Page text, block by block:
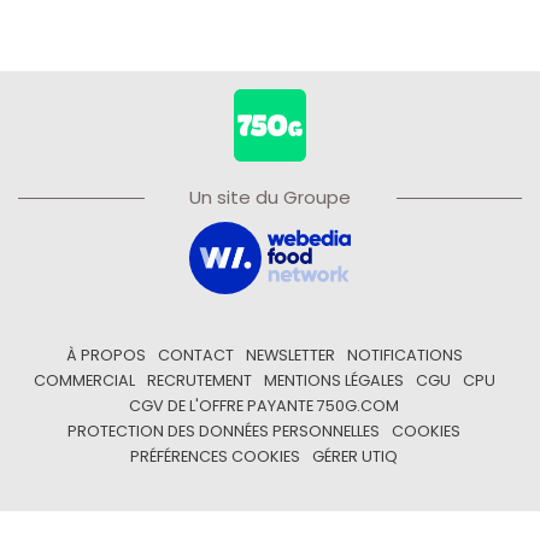
Un site du Groupe
À PROPOS CONTACT NEWSLETTER
NOTIFICATIONS
COMMERCIAL
RECRUTEMENT MENTIONS LÉGALES CGU
CPU
CGV DE L'OFFRE PAYANTE 750G.COM
PROTECTION DES DONNÉES PERSONNELLES
COOKIES
PRÉFÉRENCES COOKIES
GÉRER UTIQ